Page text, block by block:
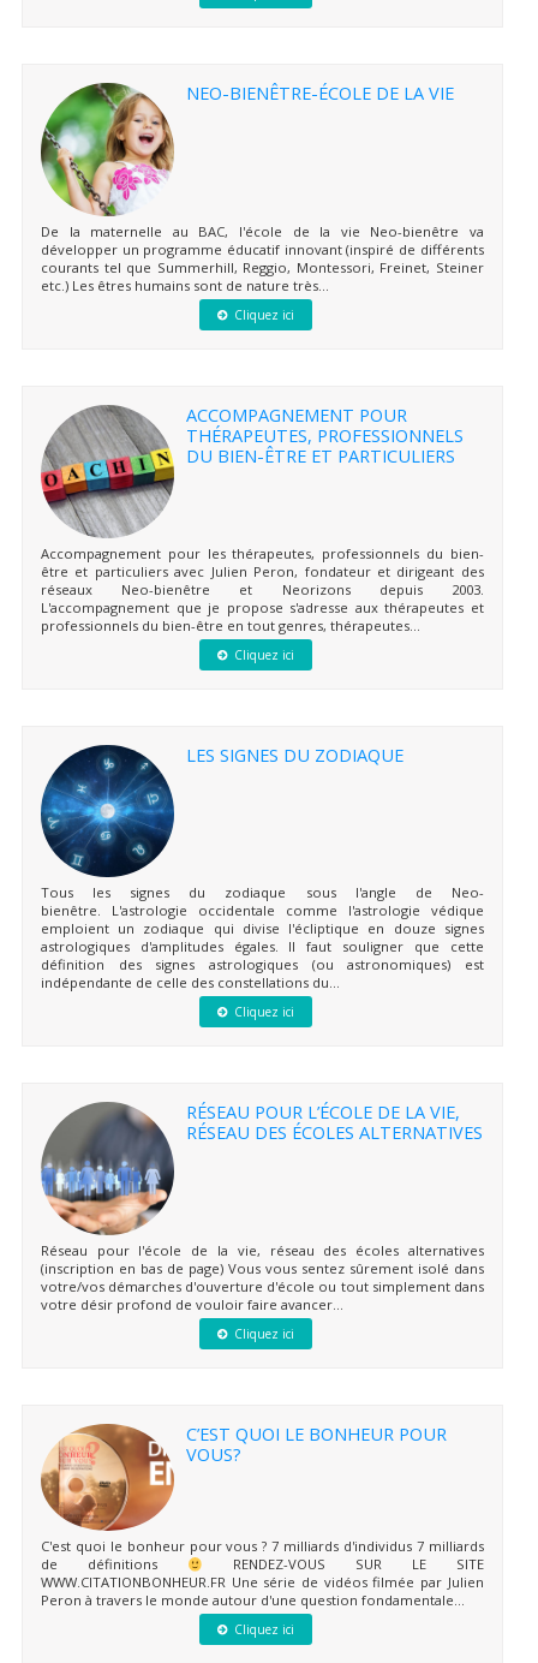
NEO-BIENÊTRE-ÉCOLE DE LA VIE
De la maternelle au BAC, l'école de la vie Neo-bienêtre va
développer un programme éducatif innovant (inspiré de différents
courants tel que Summerhill, Reggio, Montessori, Freinet, Steiner
etc.) Les êtres humains sont de nature très...
Cliquez ici
ACCOMPAGNEMENT POUR
THÉRAPEUTES, PROFESSIONNELS
DU BIEN-ÊTRE ET PARTICULIERS
Accompagnement pour les thérapeutes, professionnels du bien-
être et particuliers avec Julien Peron, fondateur et dirigeant des
réseaux Neo-bienêtre et Neorizons depuis 2003.
L'accompagnement que je propose s'adresse aux thérapeutes et
professionnels du bien-être en tout genres, thérapeutes...
Cliquez ici
LES SIGNES DU ZODIAQUE
Tous les signes du zodiaque sous l'angle de Neo-
bienêtre. L'astrologie occidentale comme l'astrologie védique
emploient un zodiaque qui divise l'écliptique en douze signes
astrologiques d'amplitudes égales. Il faut souligner que cette
définition des signes astrologiques (ou astronomiques) est
indépendante de celle des constellations du...
Cliquez ici
RÉSEAU POUR L’ÉCOLE DE LA VIE,
RÉSEAU DES ÉCOLES ALTERNATIVES
Réseau pour l'école de la vie, réseau des écoles alternatives
(inscription en bas de page) Vous vous sentez sûrement isolé dans
votre/vos démarches d'ouverture d'école ou tout simplement dans
votre désir profond de vouloir faire avancer...
Cliquez ici
C’EST QUOI LE BONHEUR POUR
VOUS?
C'est quoi le bonheur pour vous ? 7 milliards d'individus 7 milliards
de définitions
RENDEZ-VOUS SUR LE SITE
WWW.CITATIONBONHEUR.FR Une série de vidéos filmée par Julien
Peron à travers le monde autour d'une question fondamentale...
Cliquez ici